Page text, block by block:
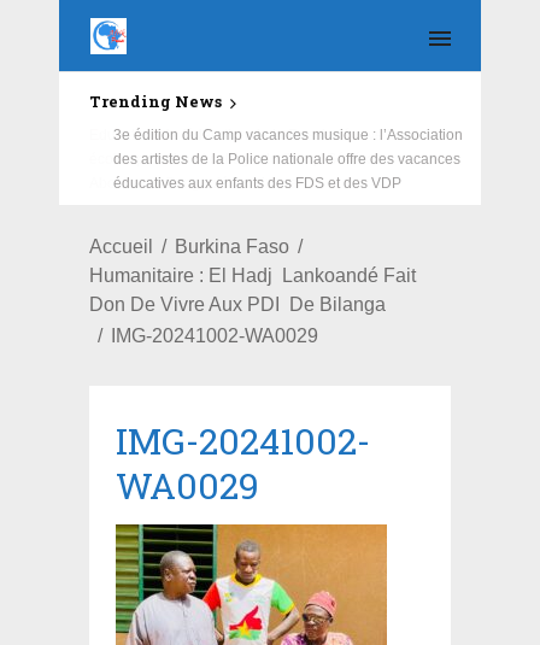
Trending News
Education : la fédération de la Russie rénove les
écoles primaire et collège du Camp Général
Aboubacar Sangoulé Lamizana
Accueil
Burkina Faso
Humanitaire : El Hadj Lankoandé Fait
Don De Vivre Aux PDI De Bilanga
IMG-20241002-WA0029
IMG-20241002-
WA0029